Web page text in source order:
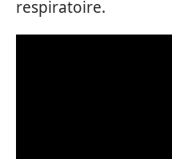
respiratoire.